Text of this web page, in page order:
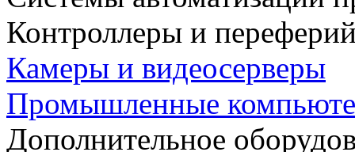
Контроллеры и
Камеры и видеосерверы
Промышленные
Дополнительное